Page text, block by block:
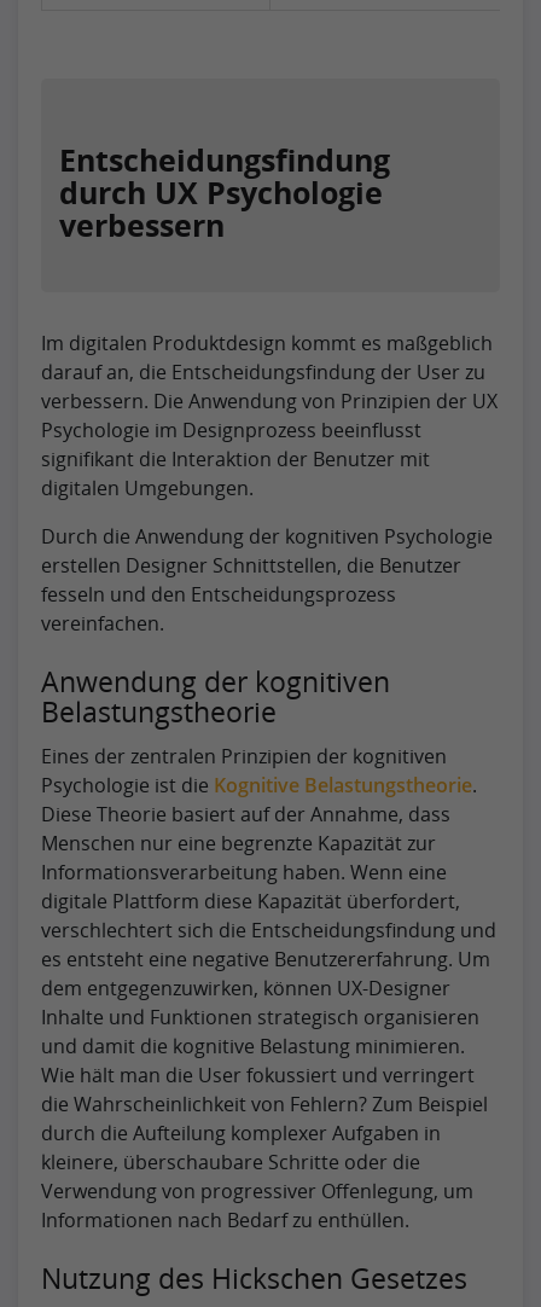
Entscheidungsfindung
durch UX Psychologie
verbessern
Im digitalen Produktdesign kommt es maßgeblich
darauf an, die Entscheidungsfindung der User zu
verbessern. Die Anwendung von Prinzipien der UX
Psychologie im Designprozess beeinflusst
signifikant die Interaktion der Benutzer mit
digitalen Umgebungen.
Durch die Anwendung der kognitiven Psychologie
erstellen Designer Schnittstellen, die Benutzer
fesseln und den Entscheidungsprozess
vereinfachen.
Anwendung der kognitiven
Belastungstheorie
Eines der zentralen Prinzipien der kognitiven
Psychologie ist die Kognitive Belastungstheorie.
Diese Theorie basiert auf der Annahme, dass
Menschen nur eine begrenzte Kapazität zur
Informationsverarbeitung haben. Wenn eine
digitale Plattform diese Kapazität überfordert,
verschlechtert sich die Entscheidungsfindung und
es entsteht eine negative Benutzererfahrung. Um
dem entgegenzuwirken, können UX-Designer
Inhalte und Funktionen strategisch organisieren
und damit die kognitive Belastung minimieren.
Wie hält man die User fokussiert und verringert
die Wahrscheinlichkeit von Fehlern? Zum Beispiel
durch die Aufteilung komplexer Aufgaben in
kleinere, überschaubare Schritte oder die
Verwendung von progressiver Offenlegung, um
Informationen nach Bedarf zu enthüllen.
Nutzung des Hickschen Gesetzes